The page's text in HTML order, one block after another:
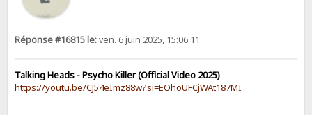
Réponse #16815 le:ven. 6 juin 2025, 15:06:11
Talking Heads - Psycho Killer (Official Video 2025)
https://youtu.be/CJ54eImz88w?si=EOhoUFCjWAt187MI